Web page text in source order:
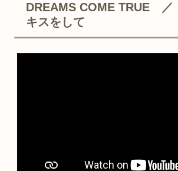
DREAMS COME TRUE
キスをして